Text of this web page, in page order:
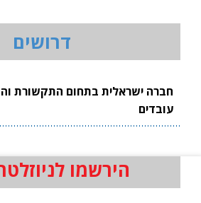
דרושים
חברה ישראלית בתחום התקשורת
עובדים
הירשמו